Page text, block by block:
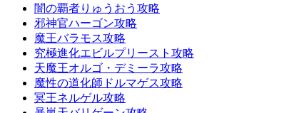
闇の覇者りゅうおう攻略
邪神官ハーゴン攻略
魔王バラモス攻略
究極進化エビルプリースト攻略
天魔王オルゴ・デミーラ攻略
魔性の道化師ドルマゲス攻略
冥王ネルゲル攻略